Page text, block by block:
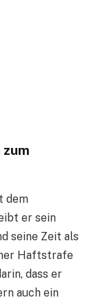
dem
er sein
seine Zeit als
Haftstrafe
dass er
auch ein